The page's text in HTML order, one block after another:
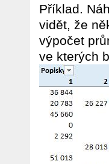
Příklad.
vidět, že
výpočet
ve kterých